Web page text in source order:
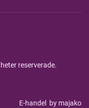
reserverade.
E-handel by majako